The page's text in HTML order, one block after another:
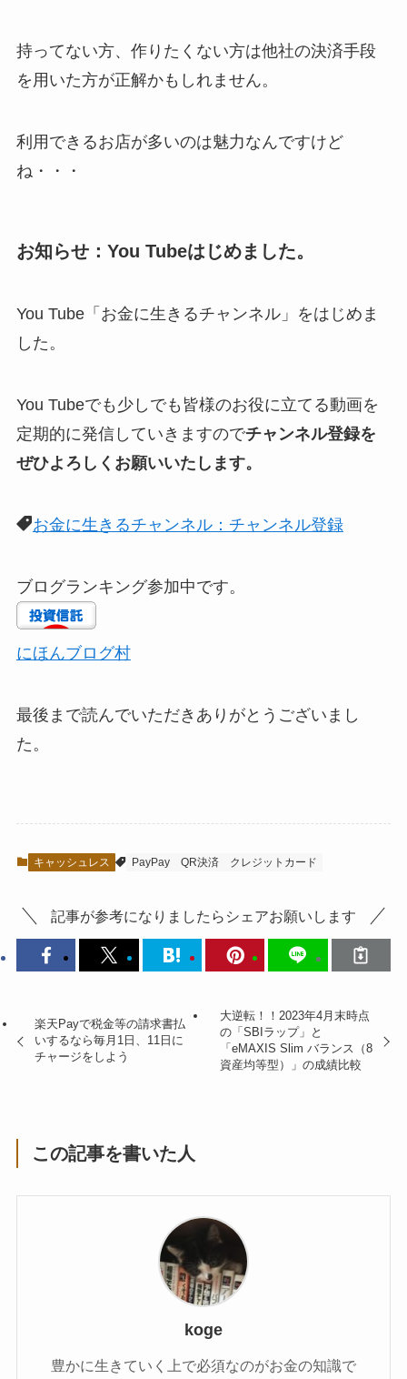
持ってない方、作りたくない方は他社の決済手段
を用いた方が正解かもしれません。
利用できるお店が多いのは魅力なんですけど
ね・・・
お知らせ：You Tubeはじめました。
You Tube「お金に生きるチャンネル」をはじめま
した。
You Tubeでも少しでも皆様のお役に立てる動画を
定期的に発信していきますのでチャンネル登録を
ぜひよろしくお願いいたします。
お金に生きるチャンネル：チャンネル登録
ブログランキング参加中です。
にほんブログ村
最後まで読んでいただきありがとうございまし
た。
キャッシュレス PayPay QR決済 クレジットカード
記事が参考になりましたらシェアお願いします
楽天Payで税金等の請求書払
いするなら毎月1日、11日に
チャージをしよう
大逆転！！2023年4月末時点
の「SBIラップ」と
「eMAXIS Slim バランス（8
資産均等型）」の成績比較
この記事を書いた人
koge
豊かに生きていく上で必須なのがお金の知識で